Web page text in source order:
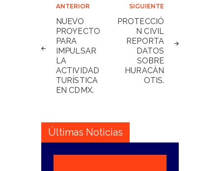
Navegación
de
entradas
ANTERIOR
NUEVO
PROYECTO
PARA
IMPULSAR
LA
ACTIVIDAD
TURÍSTICA
EN CDMX.
SIGUIENTE
PROTECCIÓ
N CIVIL
REPORTA
DATOS
SOBRE
HURACÁN
OTIS.
Últimas Noticias